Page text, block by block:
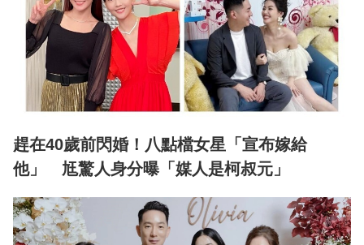
趕在40歲前閃婚！八點檔女星「宣布嫁給
他」 尪驚人身分曝「媒人是柯叔元」